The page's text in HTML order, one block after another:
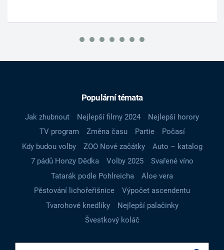
Populární témata
Jak zhubnout Nejlepší filmy 2024
Nejlepší horory
TV program
Změna času Partie
Počasí
Kdy budou volby
ZOO Nové začátky
Auto – katalog
7 pádů Honzy Dědka
Volby 2025
Svařené víno
Tatarák podle Pohlreicha
Aloe vera
Pěstování lichořeřišnice
Výpočet ascendentu
Tvarohové knedlíky
Nejlepší palačinky
Švestkový koláč